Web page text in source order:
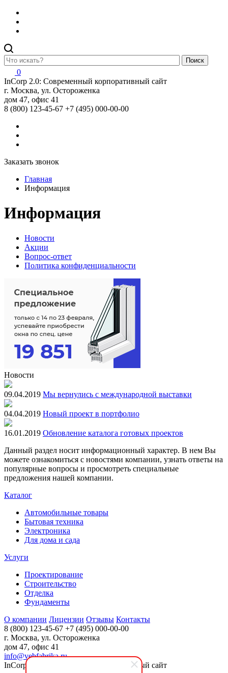
Поиск
0
InCorp 2.0: Современный корпоративный сайт
г. Москва, ул. Остороженка
дом 47, офис 41
8 (800) 123-45-67 +7 (495) 000-00-00
Заказать звонок
Главная
Информация
Информация
Новости
Акции
Вопрос-ответ
Политика конфиденциальности
Новости
09.04.2019 Мы вернулись с международной выставки
04.04.2019 Новый проект в портфолио
16.01.2019 Обновление каталога готовых проектов
Данный раздел носит информационный характер. В нем Вы
можете ознакомиться с новостями компании, узнать ответы на
популярные вопросы и просмотреть специальные
предложения нашей компании.
Каталог
Автомобильные товары
Бытовая техника
Электроника
Для дома и сада
Услуги
Проектирование
Строительство
Отделка
Фундаменты
О компании Лицензии Отзывы Контакты
8 (800) 123-45-67 +7 (495) 000-00-00
г. Москва, ул. Остороженка
дом 47, офис 41
info@vebfabrika.ru
InCorp 2.0: Современный корпоративный сайт